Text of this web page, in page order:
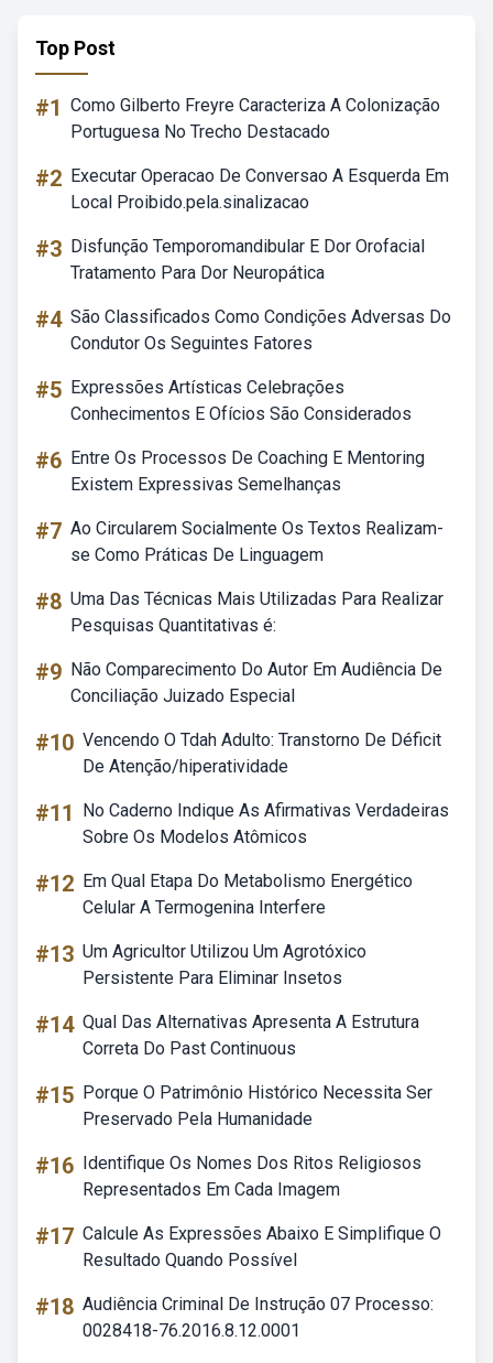
Top Post
#1 Como Gilberto Freyre Caracteriza A Colonização
Portuguesa No Trecho Destacado
#2 Executar Operacao De Conversao A Esquerda Em
Local Proibido.pela.sinalizacao
#3 Disfunção Temporomandibular E Dor Orofacial
Tratamento Para Dor Neuropática
#4 São Classificados Como Condições Adversas Do
Condutor Os Seguintes Fatores
#5 Expressões Artísticas Celebrações
Conhecimentos E Ofícios São Considerados
#6 Entre Os Processos De Coaching E Mentoring
Existem Expressivas Semelhanças
#7 Ao Circularem Socialmente Os Textos Realizam-
se Como Práticas De Linguagem
#8 Uma Das Técnicas Mais Utilizadas Para Realizar
Pesquisas Quantitativas é:
#9 Não Comparecimento Do Autor Em Audiência De
Conciliação Juizado Especial
#10 Vencendo O Tdah Adulto: Transtorno De Déficit
De Atenção/hiperatividade
#11
No Caderno Indique As Afirmativas Verdadeiras
Sobre Os Modelos Atômicos
#12 Em Qual Etapa Do Metabolismo Energético
Celular A Termogenina Interfere
#13 Um Agricultor Utilizou Um Agrotóxico
Persistente Para Eliminar Insetos
#14 Qual Das Alternativas Apresenta A Estrutura
Correta Do Past Continuous
#15 Porque O Patrimônio Histórico Necessita Ser
Preservado Pela Humanidade
#16 Identifique Os Nomes Dos Ritos Religiosos
Representados Em Cada Imagem
#17 Calcule As Expressões Abaixo E Simplifique O
Resultado Quando Possível
#18 Audiência Criminal De Instrução 07 Processo:
0028418-76.2016.8.12.0001